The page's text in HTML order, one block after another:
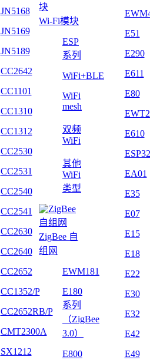
JN5168
JN5169
JN5189
CC2642
CC1101
CC1310
CC1312
CC2530
CC2531
CC2540
CC2541
CC2630
CC2640
CC2652
CC1352/P
CC2652RB/P
CMT2300A
SX1212
Wi-Fi模块
ESP
系列
WiFi+BLE
WiFi
mesh
双频
WiFi
其他
WiFi
类型
ZigBee 自
组网
EWM181
E180
系列
（ZigBee
3.0）
E800
E51
E290
E611
E80
E610
ESP32
EA01
E35
E07
E15
E18
E22
E30
E32
E42
E49